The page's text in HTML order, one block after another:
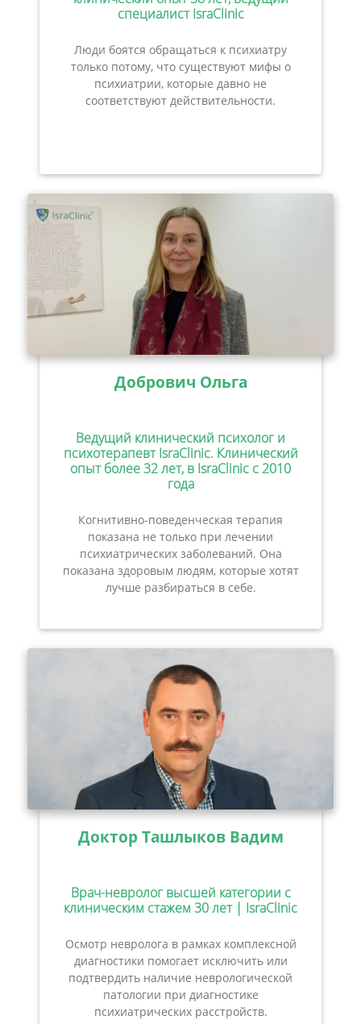
специалист IsraClinic
Люди боятся обращаться к психиатру
только потому, что существуют мифы о
психиатрии, которые давно не
соответствуют действительности.
Добрович Ольга
Ведущий клинический психолог и
психотерапевт IsraClinic. Клинический
опыт более 32 лет, в IsraClinic с 2010
года
Когнитивно-поведенческая терапия
показана не только при лечении
психиатрических заболеваний. Она
показана здоровым людям, которые хотят
лучше разбираться в себе.
Доктор Ташлыков Вадим
Врач-невролог высшей категории с
клиническим стажем 30 лет | IsraClinic
Осмотр невролога в рамках комплексной
диагностики помогает исключить или
подтвердить наличие неврологической
патологии при диагностике
психиатрических расстройств.